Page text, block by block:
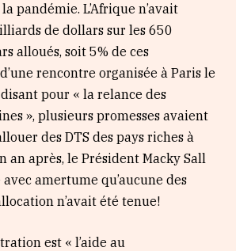
pandémie. L’Afrique n’avait
de dollars sur les 650
alloués, soit 5% de ces
rencontre organisée à Paris le
pour « la relance des
», plusieurs promesses avaient
des DTS des pays riches à
an après, le Président Macky Sall
amertume qu’aucune des
n’avait été tenue!
est « l’aide au